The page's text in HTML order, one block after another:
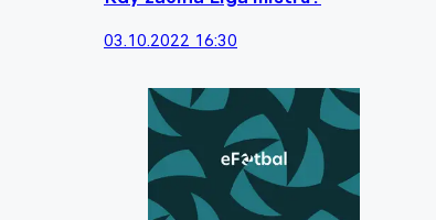
03.10.2022 16:30